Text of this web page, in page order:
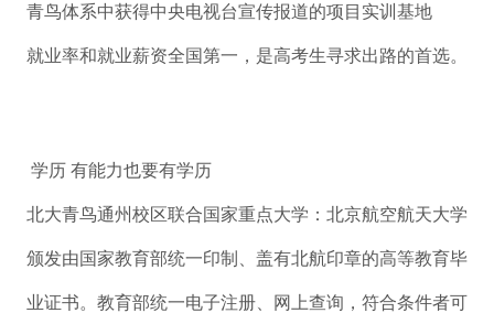
青鸟体系中获得中央电视台宣传报道的项目实训基地
就业率和就业薪资全国第一，是高考生寻求出路的首选。
学历 有能力也要有学历
北大青鸟通州校区联合国家重点大学：北京航空航天大学
颁发由国家教育部统一印制、盖有北航印章的高等教育毕
业证书。教育部统一电子注册、网上查询，符合条件者可